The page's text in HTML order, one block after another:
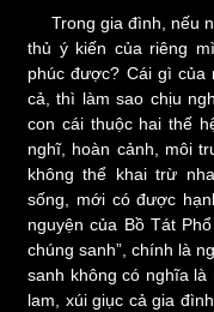
Trong gia đình, nếu
thủ ý kiến của riêng
phúc được? Cái gì của
cả, thì làm sao chịu
con cái thuộc hai thế
nghĩ, hoàn cảnh, môi
không thể khai trừ
sống, mới có được
nguyện của Bồ Tát
chúng sanh”, chính là
sanh không có nghĩa
lam, xúi giục cả gia